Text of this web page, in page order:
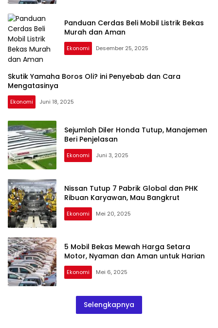
Panduan Cerdas Beli Mobil Listrik Bekas
Murah dan Aman
Ekonomi Desember 25, 2025
Skutik Yamaha Boros Oli? ini Penyebab dan Cara
Mengatasinya
Ekonomi Juni 18, 2025
Sejumlah Diler Honda Tutup, Manajemen
Beri Penjelasan
Ekonomi Juni 3, 2025
Nissan Tutup 7 Pabrik Global dan PHK
Ribuan Karyawan, Mau Bangkrut
Ekonomi Mei 20, 2025
5 Mobil Bekas Mewah Harga Setara
Motor, Nyaman dan Aman untuk Harian
Ekonomi Mei 6, 2025
Selengkapnya